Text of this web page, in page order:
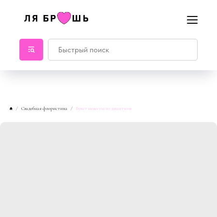
Свадебная флористика Букет невесты из диантусов